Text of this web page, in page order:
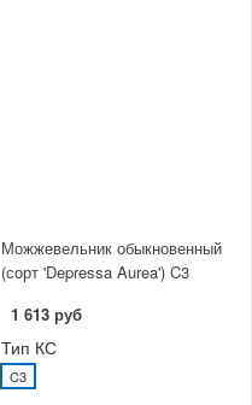
Можжевельник обыкновенный
(сорт 'Depressa Aurea') C3
1 613 руб
Тип КС
C3